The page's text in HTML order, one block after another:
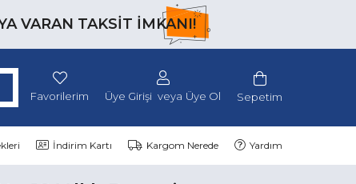
VARAN TAKSİT İMKANI!
Sepetim
Üye Girişi Üye Ol
Favorilerim
İndirim Kartı Kargom Nerede Yardım